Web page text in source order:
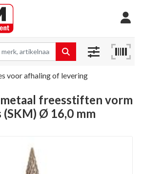
voor afhaling of levering
freesstiften vorm
Ø 16,0 mm